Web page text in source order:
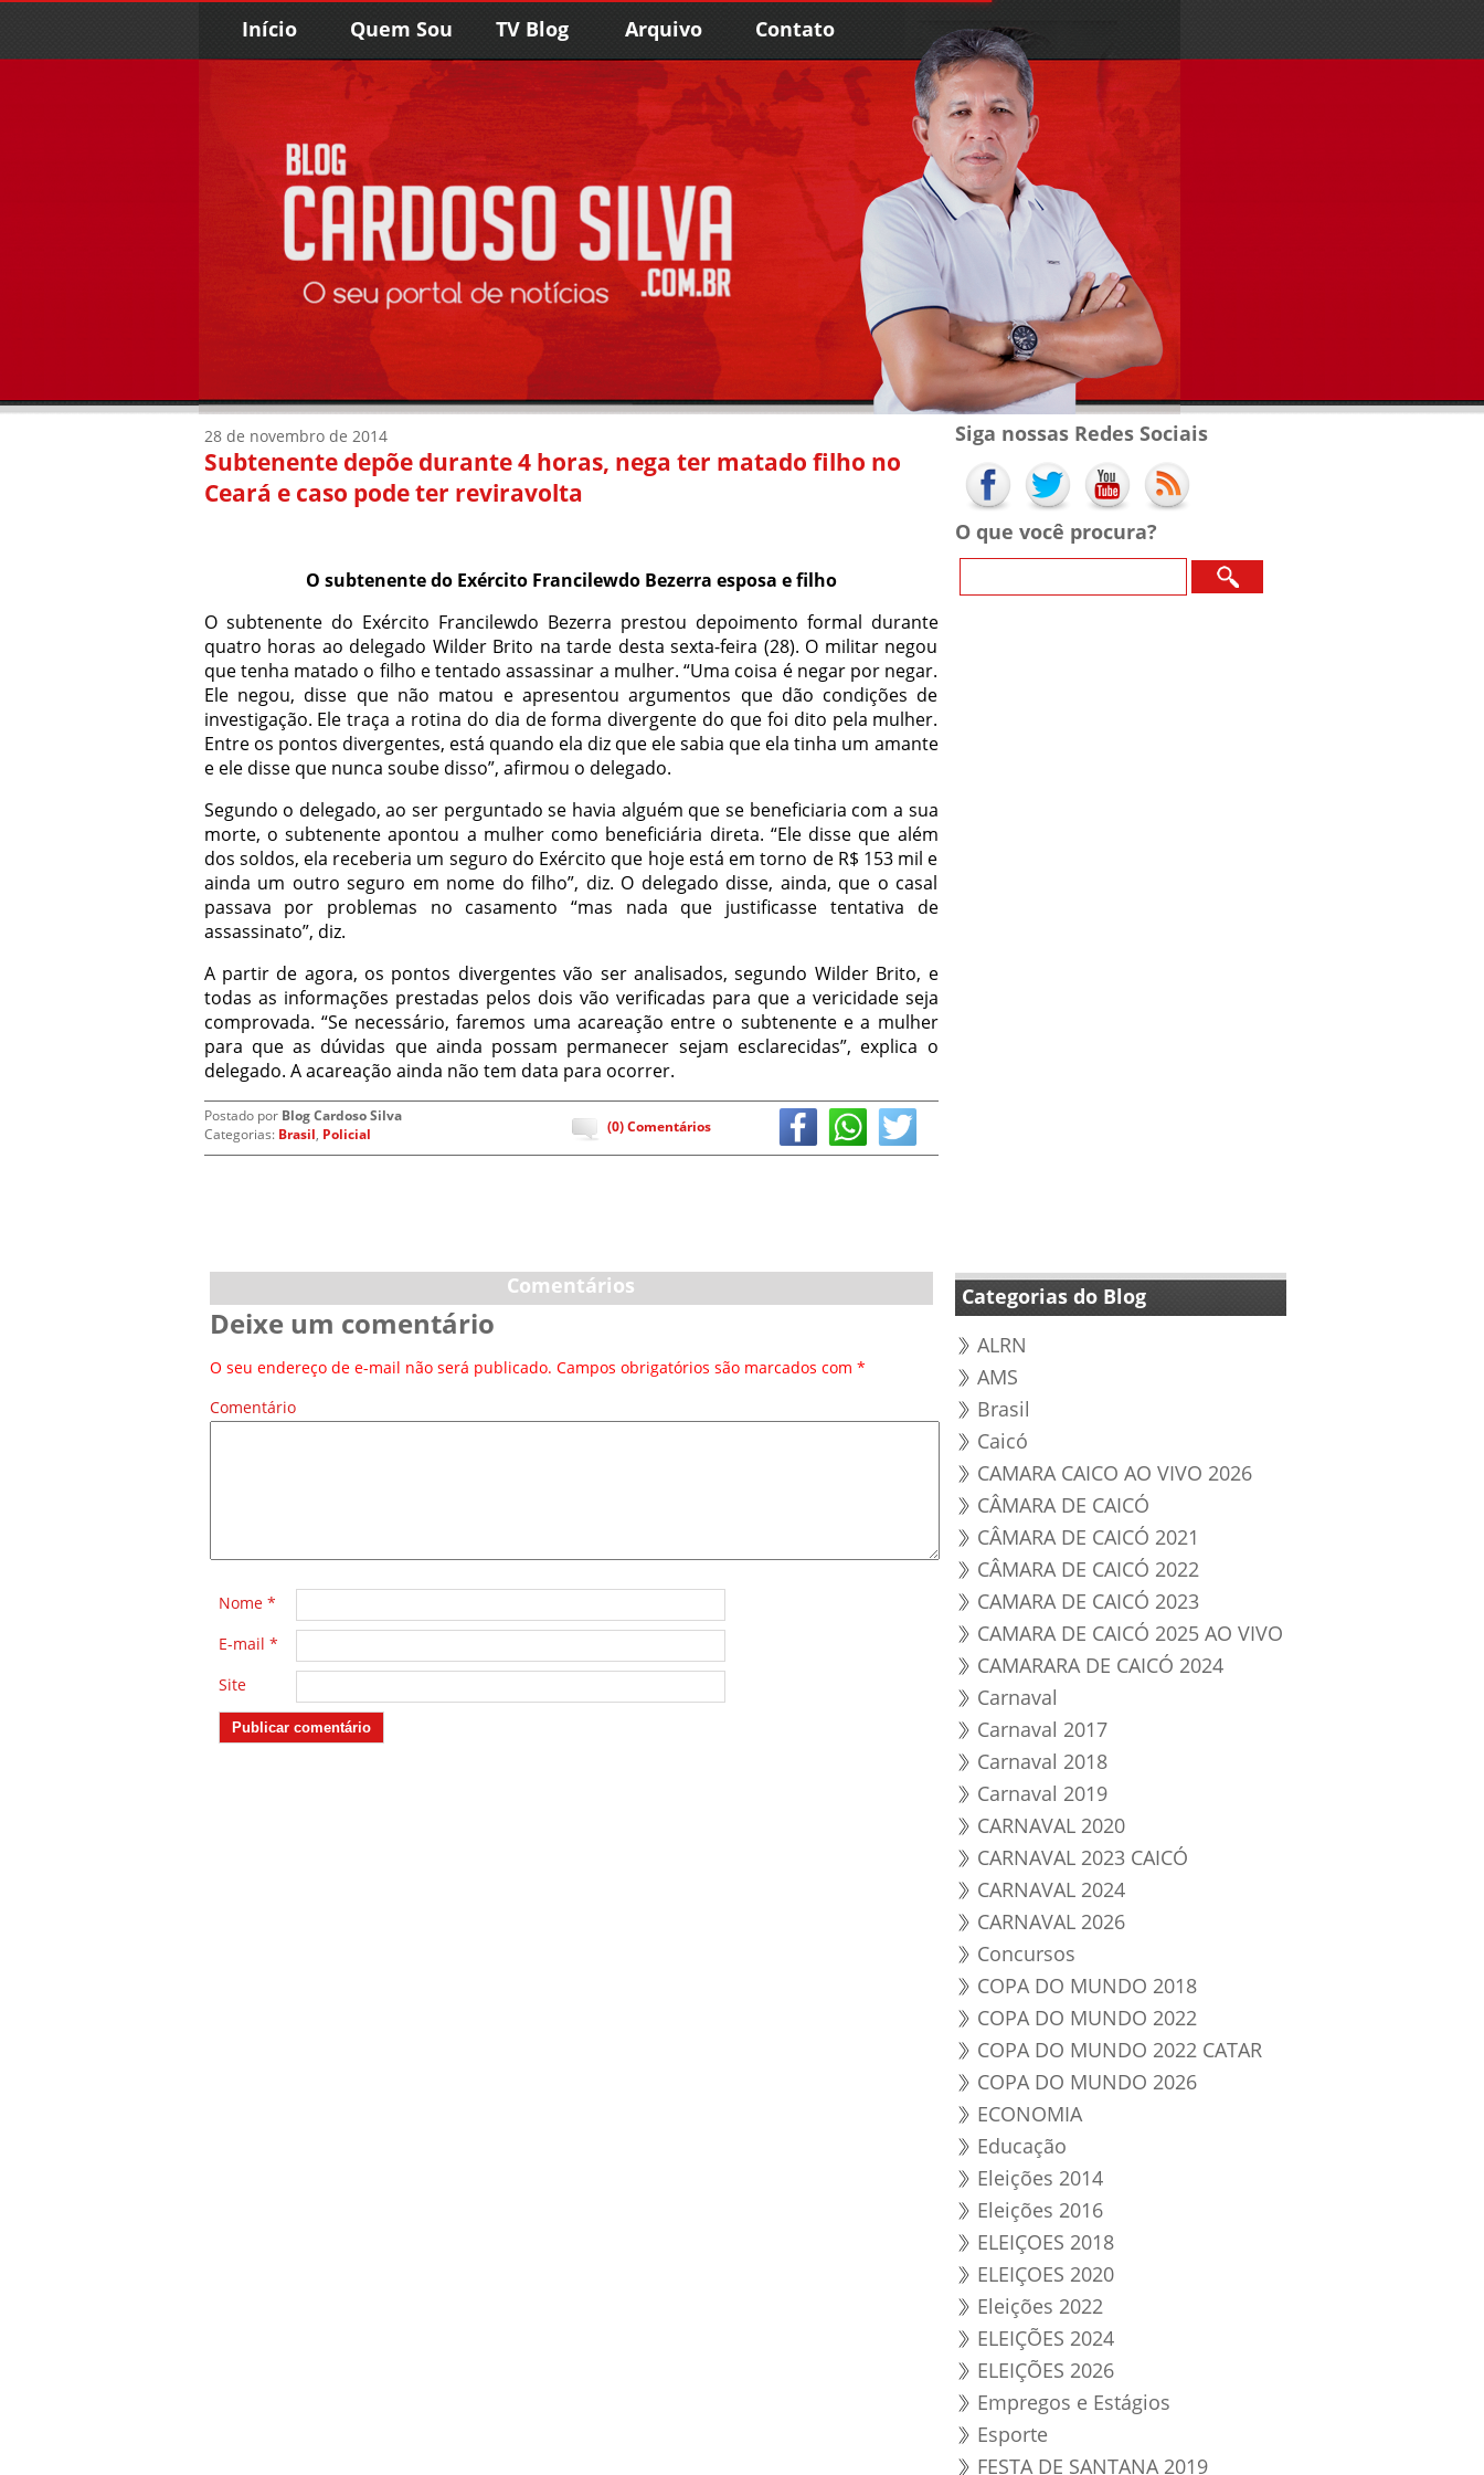
Início Quem Sou TV Blog Arquivo Contato
28 de novembro de 2014
Subtenente depõe durante 4 horas, nega ter matado filho no
Ceará e caso pode ter reviravolta
O subtenente do Exército Francilewdo Bezerra esposa e filho
O subtenente do Exército Francilewdo Bezerra prestou depoimento formal durante
quatro horas ao delegado Wilder Brito na tarde desta sexta-feira (28). O militar negou
que tenha matado o filho e tentado assassinar a mulher. “Uma coisa é negar por negar.
Ele negou, disse que não matou e apresentou argumentos que dão condições de
investigação. Ele traça a rotina do dia de forma divergente do que foi dito pela mulher.
Entre os pontos divergentes, está quando ela diz que ele sabia que ela tinha um amante
e ele disse que nunca soube disso”, afirmou o delegado.
Segundo o delegado, ao ser perguntado se havia alguém que se beneficiaria com a sua
morte, o subtenente apontou a mulher como beneficiária direta. “Ele disse que além
dos soldos, ela receberia um seguro do Exército que hoje está em torno de R$ 153 mil e
ainda um outro seguro em nome do filho”, diz. O delegado disse, ainda, que o casal
passava por problemas no casamento “mas nada que justificasse tentativa de
assassinato”, diz.
A partir de agora, os pontos divergentes vão ser analisados, segundo Wilder Brito, e
todas as informações prestadas pelos dois vão verificadas para que a vericidade seja
comprovada. “Se necessário, faremos uma acareação entre o subtenente e a mulher
para que as dúvidas que ainda possam permanecer sejam esclarecidas”, explica o
delegado. A acareação ainda não tem data para ocorrer.
Postado por Blog Cardoso Silva
Categorias: Brasil, Policial (0) Comentários
Comentários
Deixe um comentário
O seu endereço de e-mail não será publicado. Campos obrigatórios são marcados com *
Comentário
Nome *
E-mail *
Site
Siga nossas Redes Sociais
O que você procura?
Categorias do Blog
ALRN
AMS
Brasil
Caicó
CAMARA CAICO AO VIVO 2026
CÂMARA DE CAICÓ
CÂMARA DE CAICÓ 2021
CÂMARA DE CAICÓ 2022
CAMARA DE CAICÓ 2023
CAMARA DE CAICÓ 2025 AO VIVO
CAMARARA DE CAICÓ 2024
Carnaval
Carnaval 2017
Carnaval 2018
Carnaval 2019
CARNAVAL 2020
CARNAVAL 2023 CAICÓ
CARNAVAL 2024
CARNAVAL 2026
Concursos
COPA DO MUNDO 2018
COPA DO MUNDO 2022
COPA DO MUNDO 2022 CATAR
COPA DO MUNDO 2026
ECONOMIA
Educação
Eleições 2014
Eleições 2016
ELEIÇOES 2018
ELEIÇOES 2020
Eleições 2022
ELEIÇÕES 2024
ELEIÇÕES 2026
Empregos e Estágios
Esporte
FESTA DE SANTANA 2019